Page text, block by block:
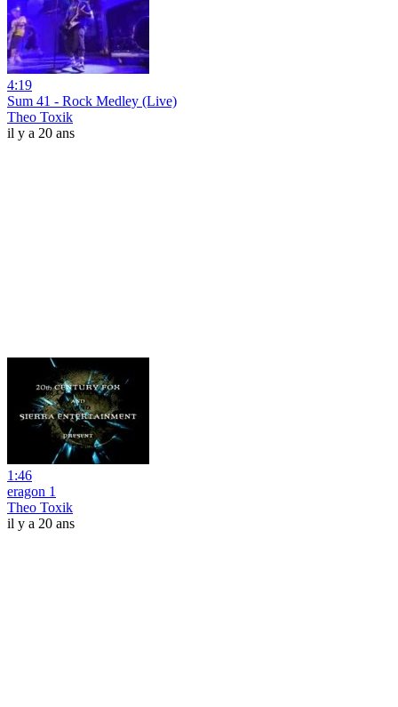
4:19
Sum 41 - Rock Medley (Live)
Theo Toxik
il y a 20 ans
1:46
eragon 1
Theo Toxik
il y a 20 ans